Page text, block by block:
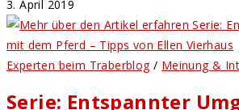
3. April 2019
Experten beim Traberblog/ Meinung &
Serie: Entspannter